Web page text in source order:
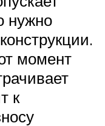
нужно
момент
к